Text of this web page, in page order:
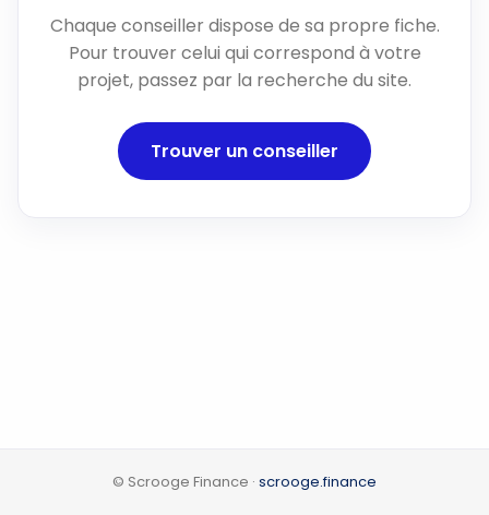
Chaque conseiller dispose de sa propre fiche.
Pour trouver celui qui correspond à votre
projet, passez par la recherche du site.
Trouver un conseiller
© Scrooge Finance · scrooge.finance